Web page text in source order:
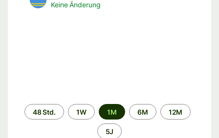
Keine Änderung
Zeitraum
48 Std. 1W 1M 6M 12M
5J